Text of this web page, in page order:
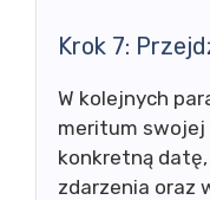
Krok 7:
W kolejnych
meritum swojej
konkretną
zdarzenia oraz